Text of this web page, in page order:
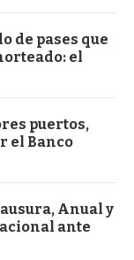
de pases que
el
puertos,
el Banco
Anual y
ante